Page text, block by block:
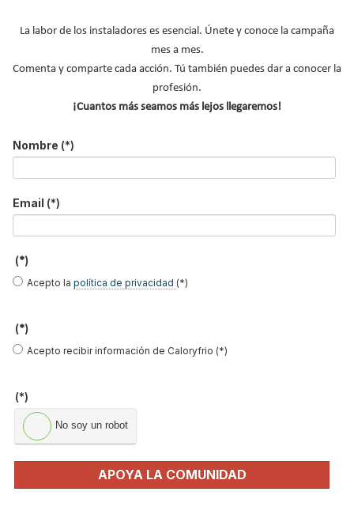
Suscribirse a este canal RSS
Siguiente
Página 472 de 473
Hidráulica: nueva
que convierte la
Dual a embajadora
ACS confortable, flexible
en una fábrica de vidrios
B
s
La labor de los instaladores es esencial. Únete y conoce la campaña
mes a mes.
Comenta y comparte cada acción. Tú también puedes dar a conocer la
profesión.
¡Cuantos más seamos más lejos llegaremos!
Nombre (*)
Email (*)
(*)
Acepto la política de privacidad (*)
(*)
Acepto recibir información de Caloryfrio (*)
(*)
No soy un robot
APOYA LA COMUNIDAD